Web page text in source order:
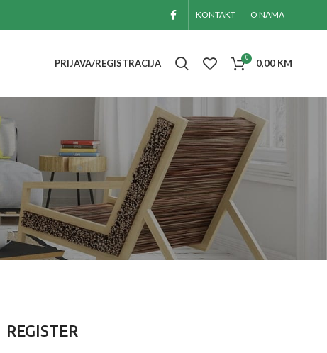
KONTAKT O NAMA
PRIJAVA/REGISTRACIJA 0 0,00 KM
REGISTER